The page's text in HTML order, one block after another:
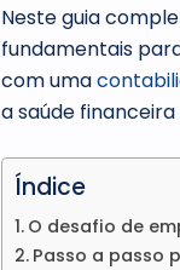
Neste guia
fundamentais
com uma
a saúde
Índice
O desafio de
Passo a passo